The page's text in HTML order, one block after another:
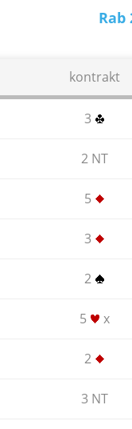
Rab
kontrakt
3
2 NT
5
3
2
5 x
2
3 NT